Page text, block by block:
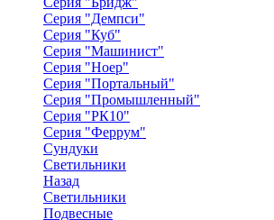
Серия "Демпси"
Серия "Куб"
Серия "Машинист"
Серия "Ноер"
Серия "Портальный"
Серия "Промышленный"
Серия "РК10"
Серия "Феррум"
Сундуки
Светильники
Назад
Светильники
Подвесные